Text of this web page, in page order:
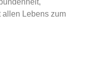
Lebens zum